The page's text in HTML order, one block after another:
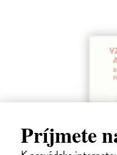
Príjmete